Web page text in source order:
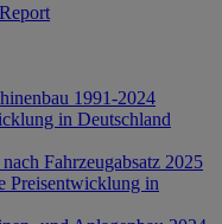
1991-2024
in Deutschland
Fahrzeugabsatz 2025
Preisentwicklung in